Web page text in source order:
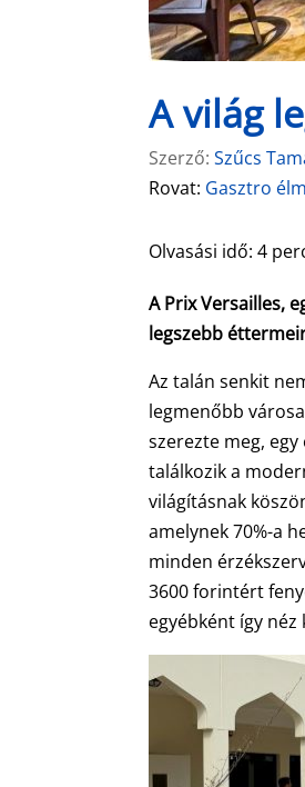
A világ
Szerző:Szűcs
Rovat: Gasztro
Olvasási idő:4
A Prix Versailles,
legszebb
Az talán senkit
legmenőbb
szerezte meg,
találkozik a
világításnak
amelynek 70%-a
minden
3600 forintért
egyébként így néz